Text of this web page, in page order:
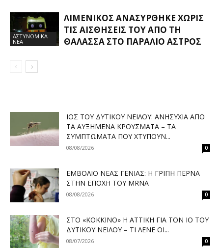
ΑΣΤΥΝΟΜΙΚΑ
ΝΕΑ
ΛΙΜΕΝΙΚΌΣ ΑΝΑΣΎΡΘΗΚΕ ΧΩΡΊΣ
ΤΙΣ ΑΙΣΘΉΣΕΙΣ ΤΟΥ ΑΠΌ ΤΗ
ΘΆΛΑΣΣΑ ΣΤΟ ΠΑΡΆΛΙΟ ΆΣΤΡΟΣ
ΙΌΣ ΤΟΥ ΔΥΤΙΚΟΎ ΝΕΊΛΟΥ: ΑΝΗΣΥΧΊΑ ΑΠΌ
ΤΑ ΑΥΞΗΜΈΝΑ ΚΡΟΎΣΜΑΤΑ – ΤΑ
ΣΥΜΠΤΏΜΑΤΑ ΠΟΥ ΧΤΥΠΟΎΝ...
08/08/2026 0
ΕΜΒΌΛΙΟ ΝΈΑΣ ΓΕΝΙΆΣ: Η ΓΡΊΠΗ ΠΕΡΝΆ
ΣΤΗΝ ΕΠΟΧΉ ΤΟΥ MRNA
08/08/2026 0
ΣΤΟ «ΚΌΚΚΙΝΟ» Η ΑΤΤΙΚΉ ΓΙΑ ΤΟΝ ΙΌ ΤΟΥ
ΔΥΤΙΚΟΎ ΝΕΊΛΟΥ – ΤΙ ΛΈΝΕ ΟΙ...
08/07/2026 0